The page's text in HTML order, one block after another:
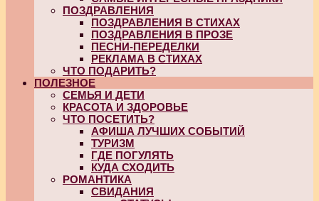
ПОЗДРАВЛЕНИЯ
ПОЗДРАВЛЕНИЯ В СТИХАХ
ПОЗДРАВЛЕНИЯ В ПРОЗЕ
ПЕСНИ-ПЕРЕДЕЛКИ
РЕКЛАМА В СТИХАХ
ЧТО ПОДАРИТЬ?
ПОЛЕЗНОЕ
СЕМЬЯ И ДЕТИ
КРАСОТА И ЗДОРОВЬЕ
ЧТО ПОСЕТИТЬ?
АФИША ЛУЧШИХ СОБЫТИЙ
ТУРИЗМ
ГДЕ ПОГУЛЯТЬ
КУДА СХОДИТЬ
РОМАНТИКА
СВИДАНИЯ